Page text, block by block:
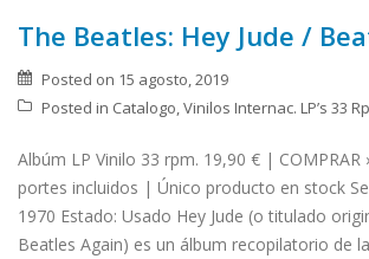
The Beatles: Hey Jude /
Posted on 15 agosto, 2019
Posted in Catalogo,Vinilos Internac. LP’s 33
Albúm LP Vinilo 33 rpm. 19,90 € | COMPRAR
portes incluidos | Único producto en stock
1970 Estado: Usado Hey Jude (o titulado
Beatles Again) es un álbum recopilatorio de